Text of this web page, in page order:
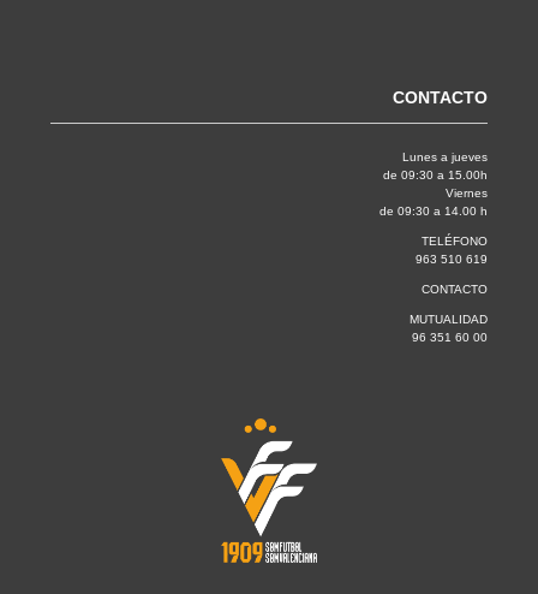
CONTACTO
Lunes a jueves
de 09:30 a 15.00h
Viernes
de 09:30 a 14.00 h
TELÉFONO
963 510 619
CONTACTO
MUTUALIDAD
96 351 60 00